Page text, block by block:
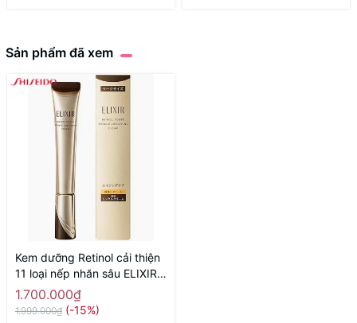
Sản phẩm đã xem
Kem dưỡng Retinol cải thiện
11 loại nếp nhăn sâu ELIXIR
RETINOL POWER WRINKLE
SMOOTHING CREAM 22G -
1.700.000₫
1.999.000₫ (-15%)